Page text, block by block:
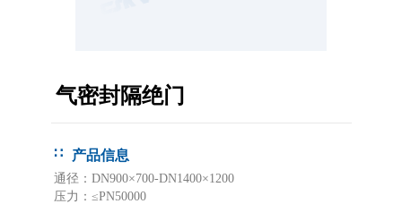
气密封隔绝门
产品信息
通径：DN900×700-DN1400×1200
压力：≤PN50000